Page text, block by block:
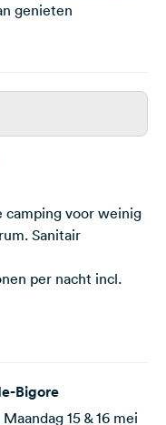
genieten
camping voor weinig
Sanitair
per nacht incl.
Bigore
15 & 16 mei